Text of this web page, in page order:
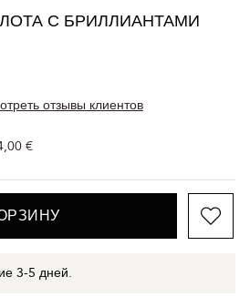
С БРИЛЛИАНТАМИ
отзывы клиентов
€
3-5 дней.